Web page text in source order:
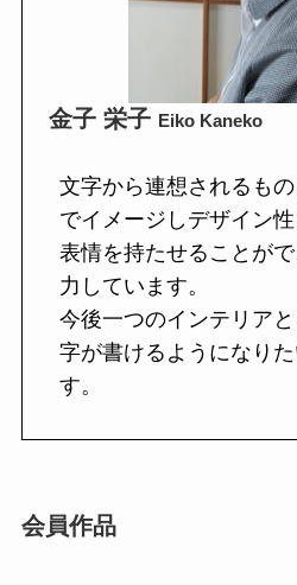
金子 栄子 Eiko Kaneko
文字から連想されるも
でイメージしデザイン
表情を持たせることが
力しています。
今後一つのインテリア
字が書けるようになり
す。
会員作品